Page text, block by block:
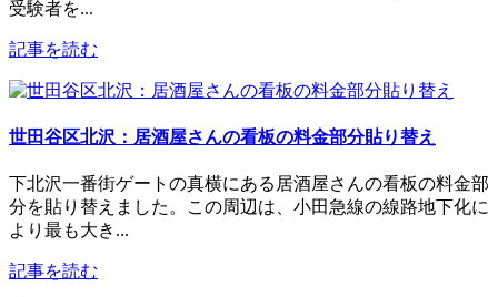
受験者を...
記事を読む
世田谷区北沢：居酒屋さんの看板の料金部分貼り替え
下北沢一番街ゲートの真横にある居酒屋さんの看板の料金部
分を貼り替えました。この周辺は、小田急線の線路地下化に
より最も大き...
記事を読む